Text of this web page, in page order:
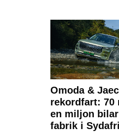
Omoda &
rekordfart: 70
en miljon
fabrik i